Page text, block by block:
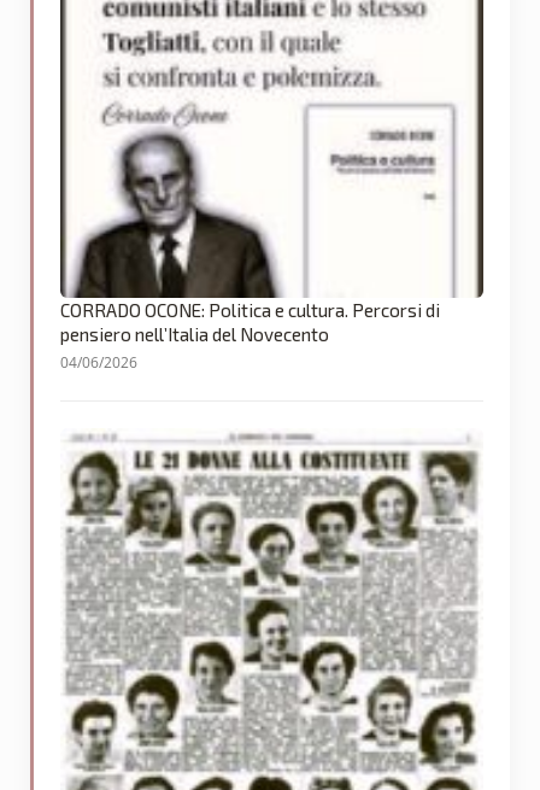
CORRADO OCONE: Politica e cultura. Percorsi di
pensiero nell’Italia del Novecento
04/06/2026